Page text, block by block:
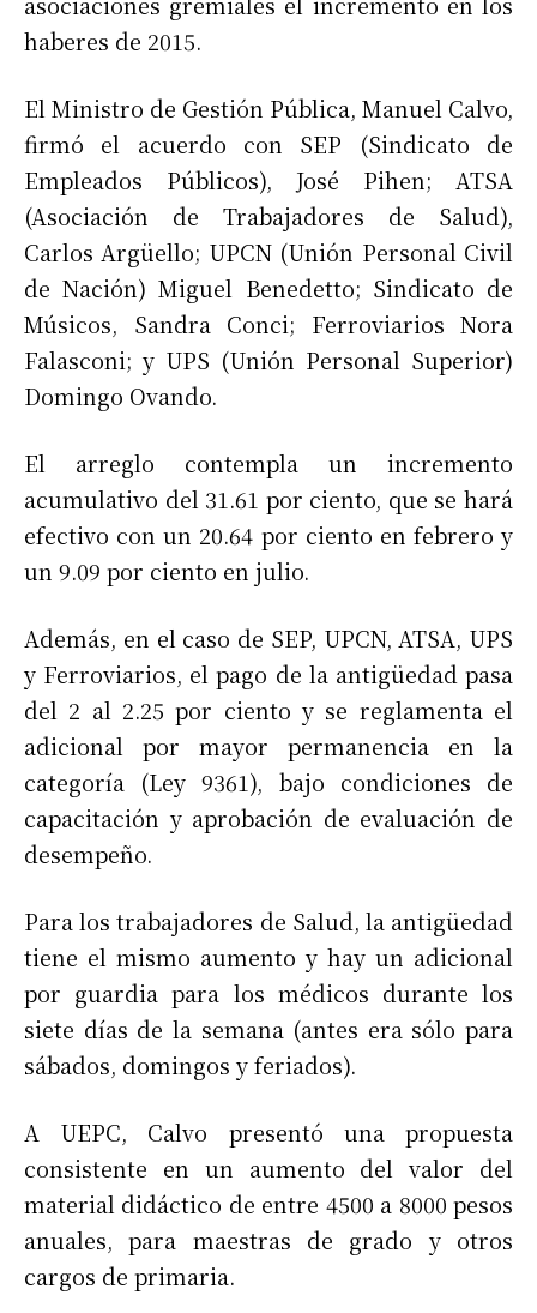
haberes de 2015.
El Ministro de Gestión Pública, Manuel Calvo,
firmó el acuerdo con SEP (Sindicato de
Empleados Públicos), José Pihen; ATSA
(Asociación de Trabajadores de Salud),
Carlos Argüello; UPCN (Unión Personal Civil
de Nación) Miguel Benedetto; Sindicato de
Músicos, Sandra Conci; Ferroviarios Nora
Falasconi; y UPS (Unión Personal Superior)
Domingo Ovando.
El arreglo contempla un incremento
acumulativo del 31.61 por ciento, que se hará
efectivo con un 20.64 por ciento en febrero y
un 9.09 por ciento en julio.
Además, en el caso de SEP, UPCN, ATSA, UPS
y Ferroviarios, el pago de la antigüedad pasa
del 2 al 2.25 por ciento y se reglamenta el
adicional por mayor permanencia en la
categoría (Ley 9361), bajo condiciones de
capacitación y aprobación de evaluación de
desempeño.
Para los trabajadores de Salud, la antigüedad
tiene el mismo aumento y hay un adicional
por guardia para los médicos durante los
siete días de la semana (antes era sólo para
sábados, domingos y feriados).
A UEPC, Calvo presentó una propuesta
consistente en un aumento del valor del
material didáctico de entre 4500 a 8000 pesos
anuales, para maestras de grado y otros
cargos de primaria.